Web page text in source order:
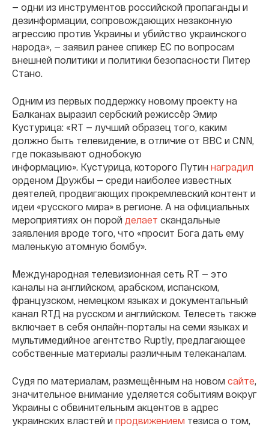
— одни из инструментов российской пропаганды и
дезинформации, сопровождающих незаконную
агрессию против Украины и убийство украинского
народа», — заявил ранее спикер ЕС по вопросам
внешней политики и политики безопасности Питер
Стано.
Одним из первых поддержку новому проекту на
Балканах выразил сербский режиссёр Эмир
Кустурица: «RT — лучший образец того, каким
должно быть телевидение, в отличие от BBC и CNN,
где показывают однобокую
информацию». Кустурица, которого Путин наградил
орденом Дружбы — среди наиболее известных
деятелей, продвигающих прокремлевский контент и
идеи «русского мира» в регионе. А на официальных
мероприятиях он порой делает скандальные
заявления вроде того, что «просит Бога дать ему
маленькую атомную бомбу».
Международная телевизионная сеть RT — это
каналы на английском, арабском, испанском,
французском, немецком языках и документальный
канал RTД на русском и английском. Телесеть также
включает в себя онлайн-порталы на семи языках и
мультимедийное агентство Ruptly, предлагающее
собственные материалы различным телеканалам.
Судя по материалам, размещённым на новом сайте
значительное внимание уделяется событиям вокруг
Украины с обвинительным акцентов в адрес
украинских властей и продвижением тезиса о том,